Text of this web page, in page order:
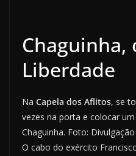
Chaguinha,
Liberdade
Na Capela dos Aflitos, se
vezes na porta e colocar
Chaguinha. Foto: Divulgação
O cabo do exército